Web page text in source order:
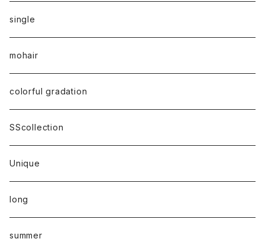
single
mohair
colorful gradation
SScollection
Unique
long
summer